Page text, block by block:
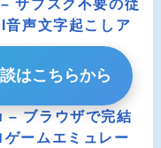
サブスク不要の従
音声文字起こしア
ブラウザで完結
ゲームエミュレー
はこちらから